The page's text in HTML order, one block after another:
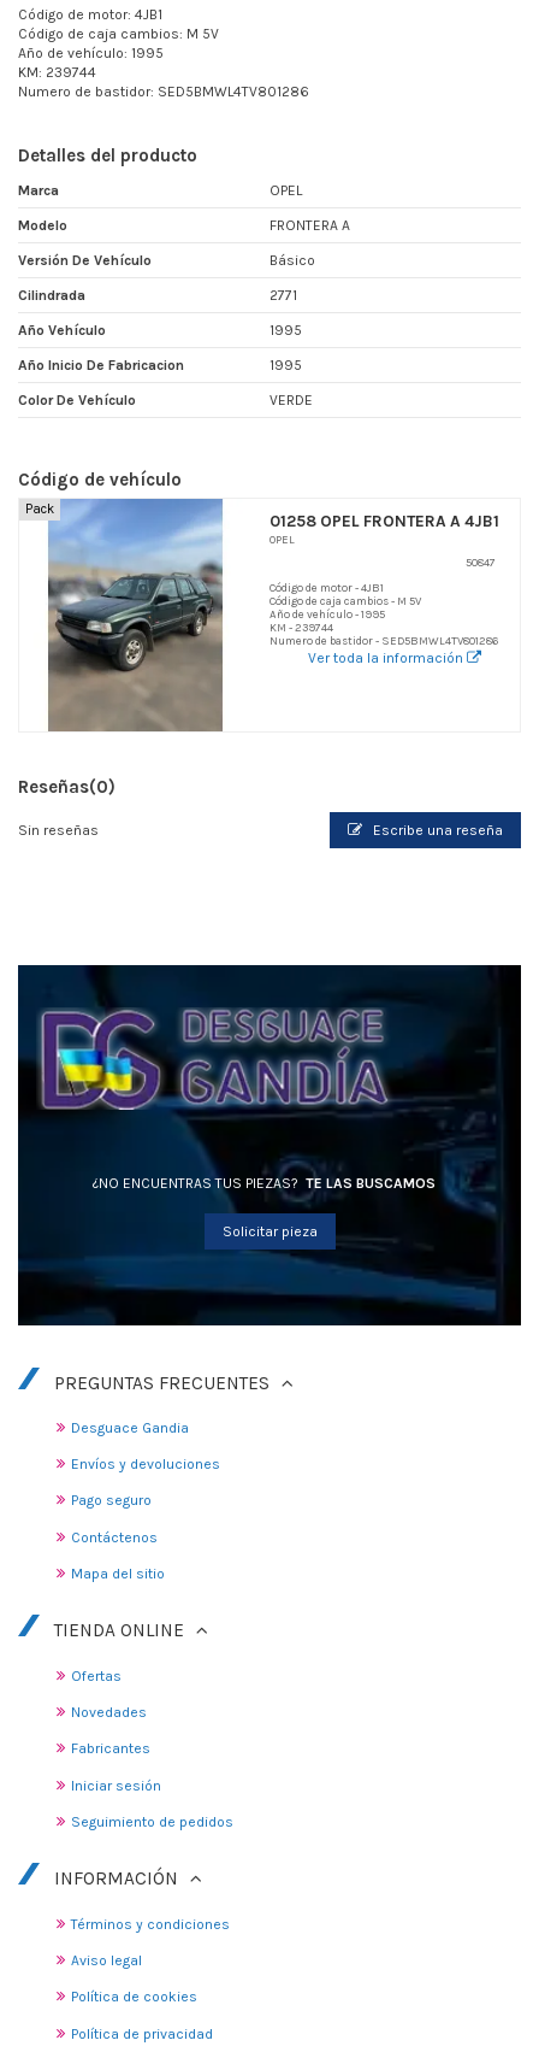
Código de motor: 4JB1
Código de caja cambios: M 5V
Año de vehículo: 1995
KM: 239744
Numero de bastidor: SED5BMWL4TV801286
Detalles del producto
Marca OPEL
Modelo FRONTERA A
Versión De Vehículo Básico
Cilindrada 2771
Año Vehículo 1995
Año Inicio De Fabricacion 1995
Color De Vehículo VERDE
Código de vehículo
Pack
01258 OPEL FRONTERA A 4JB1
OPEL
50847
Código de motor - 4JB1
Código de caja cambios - M 5V
Año de vehículo - 1995
KM - 239744
Numero de bastidor - SED5BMWL4TV801286
Ver toda la información
Reseñas(0)
Sin reseñas Escribe una reseña
¿NO ENCUENTRAS TUS PIEZAS? TE LAS BUSCAMOS
Solicitar pieza
PREGUNTAS FRECUENTES
Desguace Gandia
Envíos y devoluciones
Pago seguro
Contáctenos
Mapa del sitio
TIENDA ONLINE
Ofertas
Novedades
Fabricantes
Iniciar sesión
Seguimiento de pedidos
INFORMACIÓN
Términos y condiciones
Aviso legal
Política de cookies
Política de privacidad